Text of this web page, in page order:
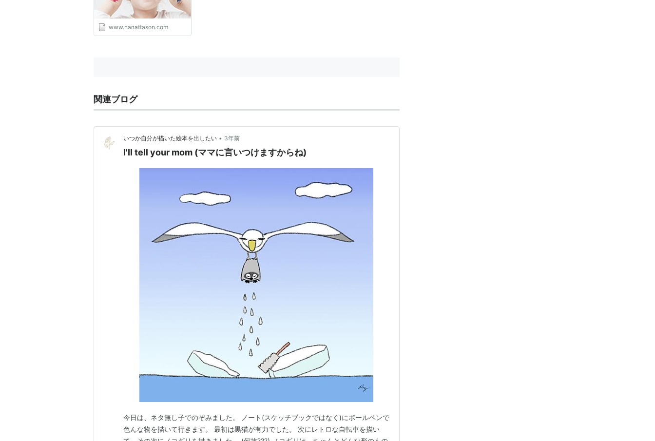
www.nanattason.com
関連ブログ
いつか自分が描いた絵本を出したい • 3年前
I'II tell your mom (ママに言いつけますからね)
今日は、ネタ無し子でのぞみました。 ノート(スケッチブックではなく)にボールペンで
色んな物を描いて行きます。 最初は黒猫が有力でした。 次にレトロな自転車を描い